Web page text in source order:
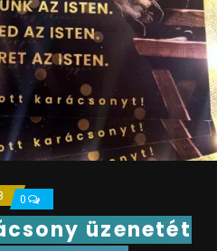
0
üzenetét